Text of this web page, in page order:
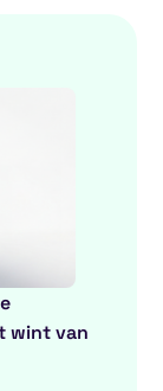
wint van